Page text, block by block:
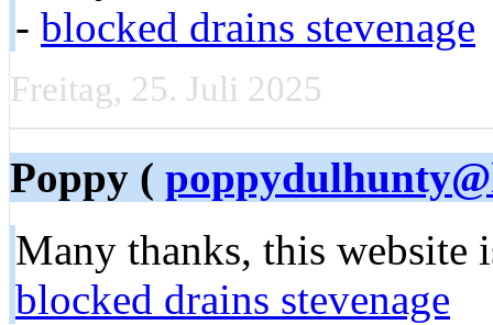
- blocked drains stevenage
Freitag, 25. Juli 2025
Poppy (
Many thanks, this
blocked drains stevenage